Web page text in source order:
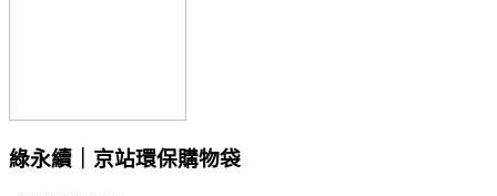
綠永續｜京站環保購物袋